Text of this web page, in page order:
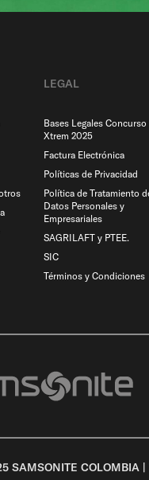
LEGAL
Bases Legales Concurso
Xtrem 2025
Factura Electrónica
Políticas de Privacidad
Política de Tratamiento
Datos Personales y
Empresariales
SAGRILAFT y PTEE.
SIC
Términos y Condiciones
SAMSONITE COLOMBIA